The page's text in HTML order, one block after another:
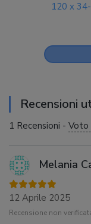
120 x
Recensioni
1 Recensioni - Voto
Melania
12 Aprile 2025
Recensione non